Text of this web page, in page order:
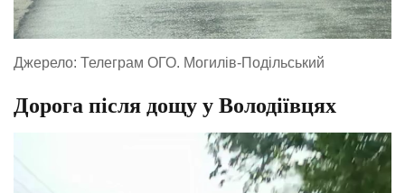
Джерело: Телеграм ОГО. Могилів-Подільський
Дорога після дощу у Володіївцях